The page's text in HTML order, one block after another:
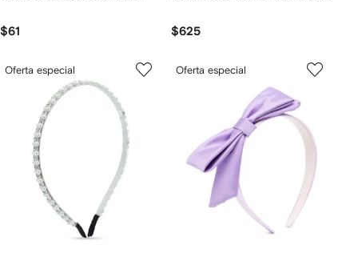
$61 $625
Oferta especial Oferta especial